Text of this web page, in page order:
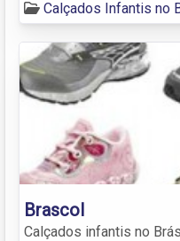
Calçados Infantis no
Brascol
Calçados infantis no